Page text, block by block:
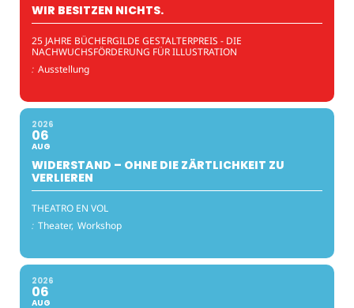
WIR BESITZEN NICHTS.
25 JAHRE BÜCHERGILDE GESTALTERPREIS - DIE
NACHWUCHSFÖRDERUNG FÜR ILLUSTRATION
: Ausstellung
2026
06
AUG
WIDERSTAND – OHNE DIE ZÄRTLICHKEIT ZU
VERLIEREN
THEATRO EN VOL
: Theater, Workshop
2026
06
AUG